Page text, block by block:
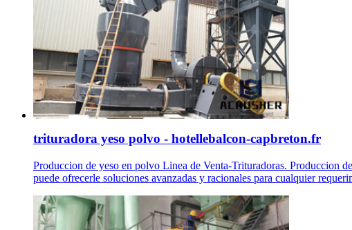
trituradora yeso polvo - hotellebalcon-capbreton.fr
Produccion de yeso en polvo Linea de Venta-Trituradoras. Produccion
puede ofrecerle soluciones avanzadas y racionales para cualquier